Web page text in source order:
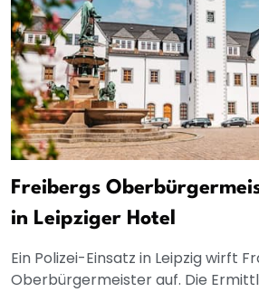
Freibergs
in Leipziger Hotel
Ein Polizei-Einsatz in Leipzig wirft
Oberbürgermeister auf. Die